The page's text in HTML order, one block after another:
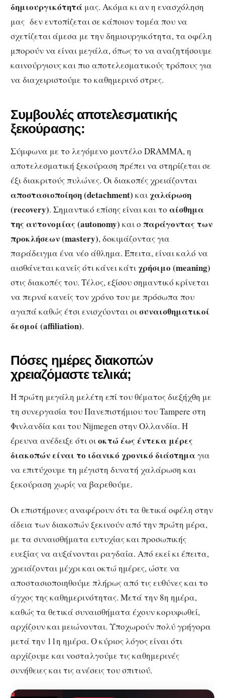
δημιουργικότητά μας. Ακόμα κι αν η ενασχόληση
μας δεν εντοπίζεται σε κάποιον τομέα που να
σχετίζεται άμεσα με την δημιουργικότητα, τα οφέλη
μπορούν να είναι μεγάλα, όπως το να αναζητήσουμε
καινούργιους και πιο αποτελεσματικούς τρόπους για
να διαχειριστούμε το καθημερινό στρες.
Συμβουλές αποτελεσματικής
ξεκούρασης:
Σύμφωνα με το λεγόμενο μοντέλο DRAMMA, η
αποτελεσματική ξεκούραση πρέπει να στηρίζεται σε
έξι διακριτούς πυλώνες. Οι διακοπές χρειάζονται
αποστασιοποίηση (detachment) καιχαλάρωση
(recovery). Σημαντικό επίσης είναι και το αίσθημα
της αυτονομίας (autonomy) και ο παράγοντας των
προκλήσεων (mastery), δοκιμάζοντας για
παράδειγμα ένα νέο άθλημα. Έπειτα, είναι καλό να
αισθάνεται κανείς ότι κάνει κάτιχρήσιμο (meaning)
στις διακοπές του. Τέλος, εξίσου σημαντικό κρίνεται
να περνά κανείς τον χρόνο του με πρόσωπα που
αγαπά καθώς έτσι ενισχύονται οισυναισθηματικοί
δεσμοί (affiliation).
Πόσες ημέρες διακοπών
χρειαζόμαστε τελικά;
Η πρώτη μεγάλη μελέτη επί του θέματος διεξήχθη με
τη συνεργασία του Πανεπιστήμιου του Tampere στη
Φινλανδία και του Nijmegen στην Ολλανδία. Η
έρευνα ανέδειξε ότι οιοκτώ έως έντεκα μέρες
διακοπών είναι το ιδανικό χρονικό διάστημαγια
να επιτύχουμε τη μέγιστη δυνατή χαλάρωση και
ξεκούραση χωρίς να βαρεθούμε.
Οι επιστήμονες αναφέρουν ότι τα θετικά οφέλη στην
άδεια των διακοπών ξεκινούν από την πρώτη μέρα,
με τα συναισθήματα ευτυχίας και προσωπικής
ευεξίας να αυξάνονται ραγδαία. Από εκεί κι έπειτα,
χρειάζονται μέχρι και οκτώ ημέρες, ώστε να
αποστασιοποιηθούμε πλήρως από τις ευθύνες και το
άγχος της καθημερινότητας. Μετά την 8η ημέρα,
καθώς τα θετικά συναισθήματα έχουν κορυφωθεί,
αρχίζουν και μειώνονται. Υποχωρούν πολύ γρήγορα
μετά την 11η ημέρα. Ο κύριος λόγος είναι ότι
αρχίζουμε και νοσταλγούμε τις καθημερινές
συνήθειες και τις ανέσεις του σπιτιού.